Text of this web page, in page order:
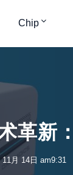
Chip
革新
11月 14日 am9:31